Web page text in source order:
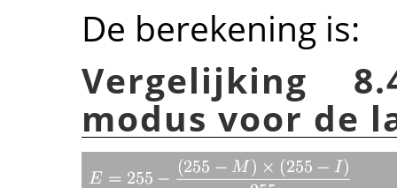
De berekening is:
Vergelijking
modus voor de